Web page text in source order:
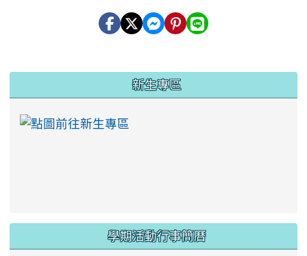
新生專區
學期活動行事簡曆